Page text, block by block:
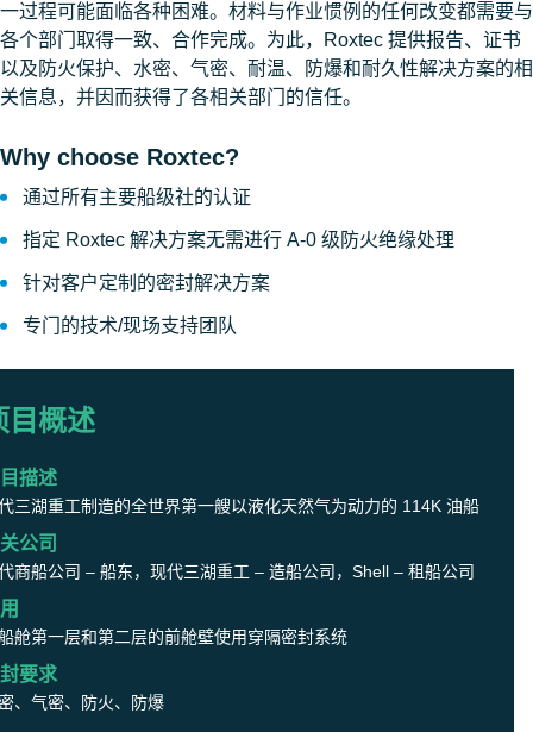
一过程可能面临各种困难。材料与作业惯例的任何改变都需要与
各个部门取得一致、合作完成。为此，Roxtec 提供报告、证书
以及防火保护、水密、气密、耐温、防爆和耐久性解决方案的相
关信息，并因而获得了各相关部门的信任。
Why choose Roxtec?
通过所有主要船级社的认证
指定 Roxtec 解决方案无需进行 A-0 级防火绝缘处理
针对客户定制的密封解决方案
专门的技术/现场支持团队
目概述
描述
三湖重工制造的全世界第一艘以液化天然气为动力的 114K 油船
公司
商船公司 – 船东，现代三湖重工 – 造船公司，Shell – 租船公司
舱第一层和第二层的前舱壁使用穿隔密封系统
要求
、气密、防火、防爆